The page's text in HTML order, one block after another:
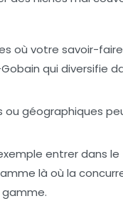
où votre savoir-
qui diversifie
géographiques
entrer dans le
là où la